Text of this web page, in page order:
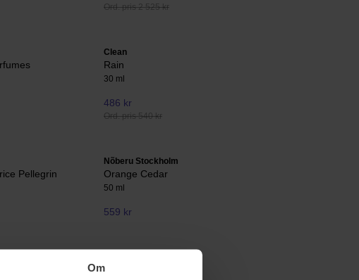
Om
Ord. pris 2 525 kr
Clean
Rain
30 ml
486 kr
Ord. pris 540 kr
Pellegrin
Nõberu Stockholm
Orange Cedar
50 ml
559 kr
Tom Ford